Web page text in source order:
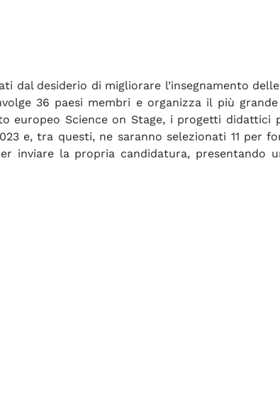
dal desiderio di migliorare l’insegnamento
36 paesi membri e organizza il più
europeo Science on Stage, i progetti didattici
e, tra questi, ne saranno selezionati 11 per
inviare la propria candidatura, presentando